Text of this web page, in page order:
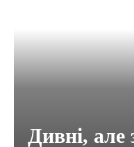
Дивні, але